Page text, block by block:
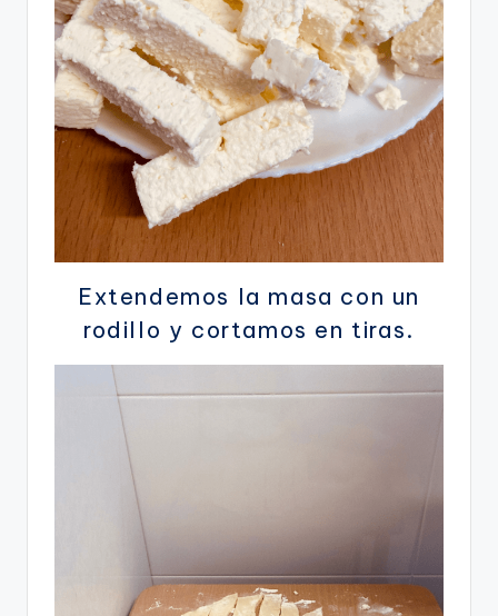
Extendemos la masa con un
rodillo y cortamos en tiras.